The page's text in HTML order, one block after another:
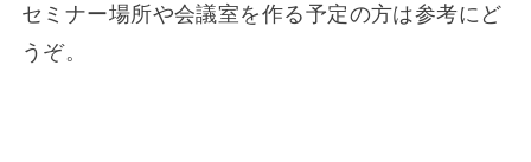
セミナー場所や会議室を作る予定の方は参考にど
うぞ。